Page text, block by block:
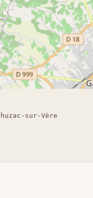
sur-Vère